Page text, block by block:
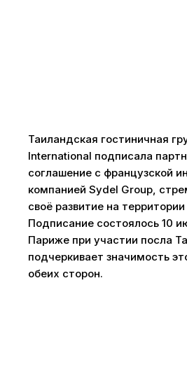
Таиландская гостиничная
International подписала
соглашение с французской
компанией Sydel Group,
своё развитие на
Подписание состоялось 10
Париже при участии посла
подчеркивает значимость
обеих сторон.